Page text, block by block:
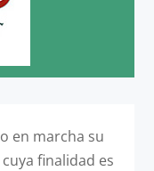
en marcha su
finalidad es